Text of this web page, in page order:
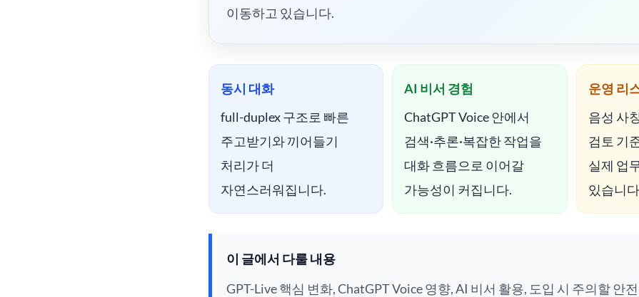
이동하고 있습니다.
동시 대화
full-duplex 구조로 빠른
주고받기와 끼어들기
처리가 더
자연스러워집니다.
AI 비서 경험
ChatGPT Voice 안에서
검색·추론·복잡한 작업을
대화 흐름으로 이어갈
가능성이 커집니다.
운영 리
음성 사
검토 기
실제 업
있습니
이 글에서 다룰 내용
GPT-Live 핵심 변화, ChatGPT Voice 영향, AI 비서 활용, 도입 시 주의할 안